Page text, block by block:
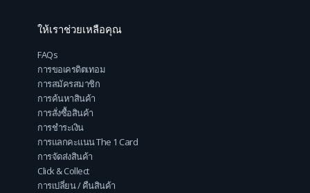
ให้เราช่วยเหลือคุณ
FAQs
การขอเครดิตเทอม
การสมัครสมาชิก
การค้นหาสินค้า
การสั่งซื้อสินค้า
การชำระเงิน
การแลกคะแนน The 1 Card
การจัดส่งสินค้า
Click & Collect
การเปลี่ยน / คืนสินค้า